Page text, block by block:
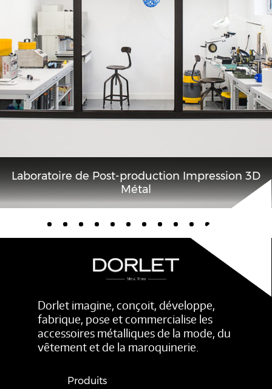
Laboratoire de Post-production Impression 3D
Métal
Dorlet imagine, conçoit, développe,
fabrique, pose et commercialise les
accessoires métalliques de la mode, du
vêtement et de la maroquinerie.
Produits